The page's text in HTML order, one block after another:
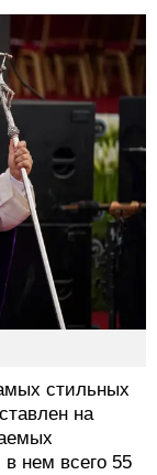
стильных
на
нем всего 55